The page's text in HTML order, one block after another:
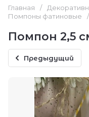
Главная /
Помпоны фатиновые
/
Помпон 2,5
Предыдущий